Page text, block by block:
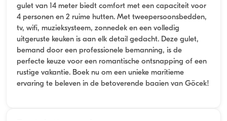
gulet van 14 meter biedt comfort met een capaciteit voor
4 personen en 2 ruime hutten. Met tweepersoonsbedden,
tv, wifi, muzieksysteem, zonnedek en een volledig
uitgeruste keuken is aan elk detail gedacht. Deze gulet,
bemand door een professionele bemanning, is de
perfecte keuze voor een romantische ontsnapping of een
rustige vakantie. Boek nu om een unieke maritieme
ervaring te beleven in de betoverende baaien van Göcek!